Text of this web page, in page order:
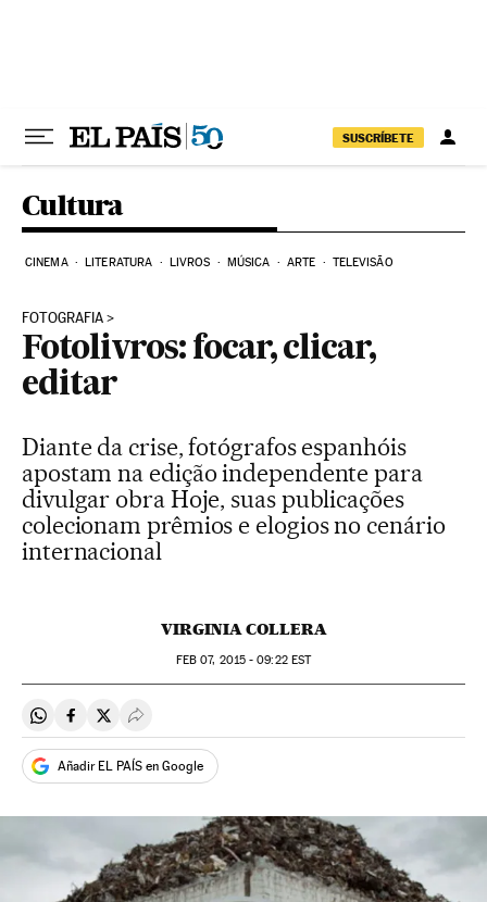
SUSCRÍBETE
Cultura
CINEMA LITERATURA LIVROS MÚSICA ARTE TELEVISÃO
FOTOGRAFIA
Fotolivros: focar, clicar,
editar
Diante da crise, fotógrafos espanhóis
apostam na edição independente para
divulgar obra Hoje, suas publicações
colecionam prêmios e elogios no cenário
internacional
VIRGINIA COLLERA
FEB 07, 2015 - 09:22EST
Compartir en Whatsapp
Compartir en Facebook
Compartir en Twitter
Desplegar Redes Sociales
Añadir EL PAÍS en Google